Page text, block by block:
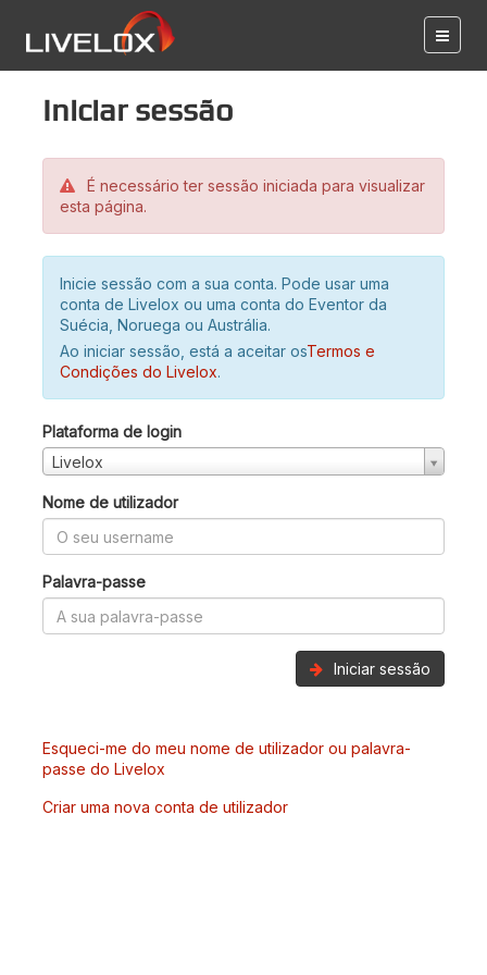
Iniciar sessão
É necessário ter sessão iniciada para visualizar
esta página.
Inicie sessão com a sua conta. Pode usar uma
conta de Livelox ou uma conta do Eventor da
Suécia, Noruega ou Austrália.
Ao iniciar sessão, está a aceitar osTermos e
Condições do Livelox.
Plataforma de login
Livelox
Nome de utilizador
Palavra-passe
Iniciar sessão
Esqueci-me do meu nome de utilizador ou palavra-
passe do Livelox
Criar uma nova conta de utilizador